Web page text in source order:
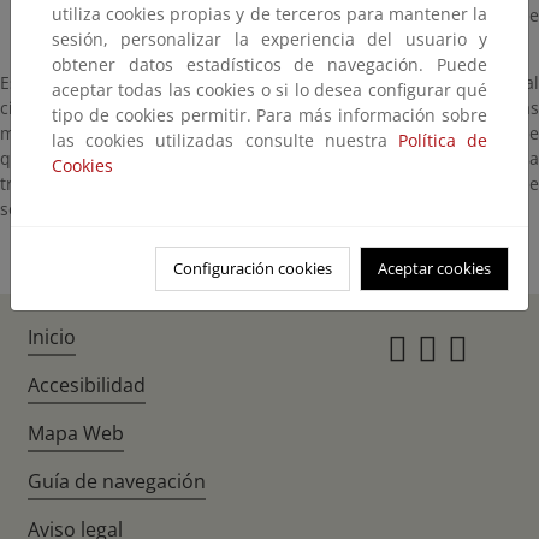
empresas propietarias quienes decidan qué tipo de
suministros ofrecen.
Esta web está concebida como un servicio de información al
ciudadano donde puede dar respuesta a las principales dudas
motivadas por este cambio, así como saber el tipo de combustible
que requiere su vehículo en función de sus características a
través de un simulador e informarse de en qué estaciones de
servicio encontrarlo.
utiliza cookies propias y de terceros para mantener la
sesión, personalizar la experiencia del usuario y
obtener datos estadísticos de navegación. Puede
aceptar todas las cookies o si lo desea configurar qué
tipo de cookies permitir. Para más información sobre
las cookies utilizadas consulte nuestra Política de
Cookies
Configuración cookies Aceptar cookies
Inicio
Accesibilidad
Mapa Web
Guía de navegación
Aviso legal